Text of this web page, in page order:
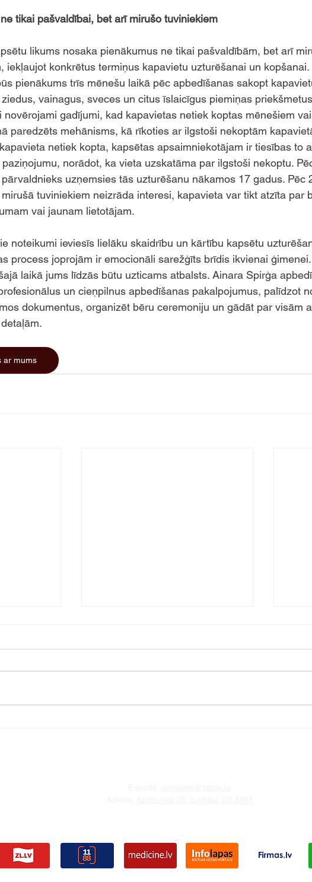
tikai pašvaldībai, bet arī mirušo tuviniekiem
likums nosaka pienākumus ne tikai pašvaldībām, bet arī
iekļaujot konkrētus termiņus kapavietu uzturēšanai un
pienākums trīs mēnešu laikā pēc apbedīšanas sakopt
vainagus, sveces un citus īslaicīgus piemiņas
novērojami gadījumi, kad kapavietas netiek koptas mēnešiem
paredzēts mehānisms, kā rīkoties ar ilgstoši nekoptām
netiek kopta, kapsētas apsaimniekotājam ir tiesības to
norādot, ka vieta uzskatāma par ilgstoši nekoptu.
uzņemsies tās uzturēšanu nākamos 17 gadus. Pēc
tuviniekiem neizrāda interesi, kapavieta var tikt atzīta par
vai jaunam lietotājam.
noteikumi ieviesīs lielāku skaidrību un kārtību kapsētu
process joprojām ir emocionāli sarežģīts brīdis ikvienai
laikā jums līdzās būtu uzticams atbalsts. Ainara Spirģa
un cieņpilnus apbedīšanas pakalpojumus, palīdzot
dokumentus, organizēt bēru ceremoniju un gādāt par visām
ar mums